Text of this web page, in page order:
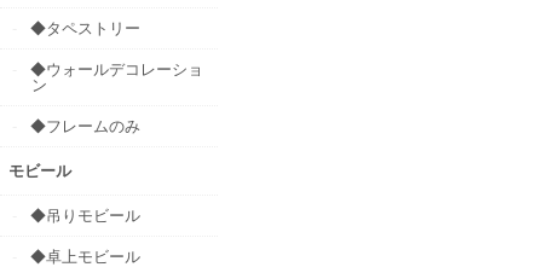
◆タペストリー
◆ウォールデコレーショ
ン
◆フレームのみ
モビール
◆吊りモビール
◆卓上モビール